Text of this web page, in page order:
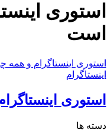
استوری
است
استوری اینستاگرام و همه
اینستاگرام
استوری
دسته ها